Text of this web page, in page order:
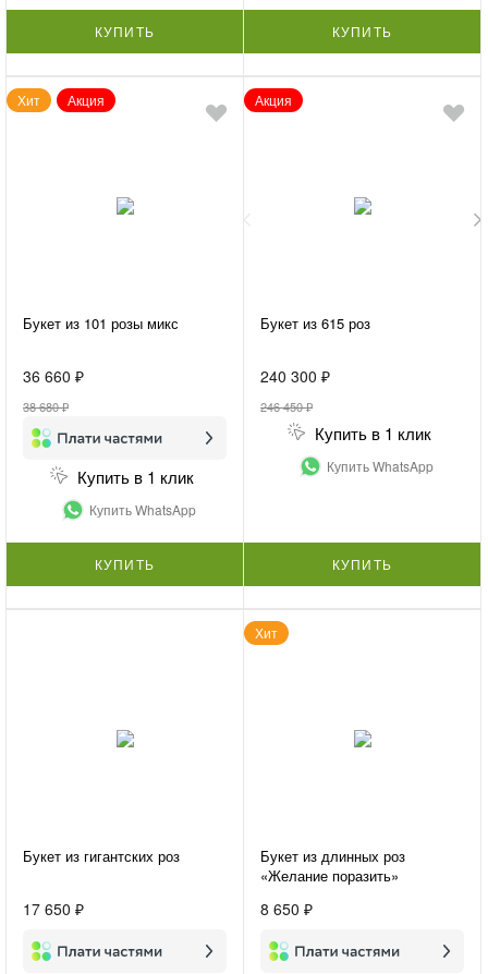
КУПИТЬ КУПИТЬ
Хит Акция
Букет из 101 розы микс
36 660 ₽
38 680 ₽
Купить в 1 клик
Купить WhatsApp
КУПИТЬ
Акция
Букет из 615 роз
240 300 ₽
246 450 ₽
Купить в 1 клик
Купить WhatsApp
КУПИТЬ
Букет из гигантских роз
17 650 ₽
Хит
Букет из длинных роз
«Желание поразить»
8 650 ₽